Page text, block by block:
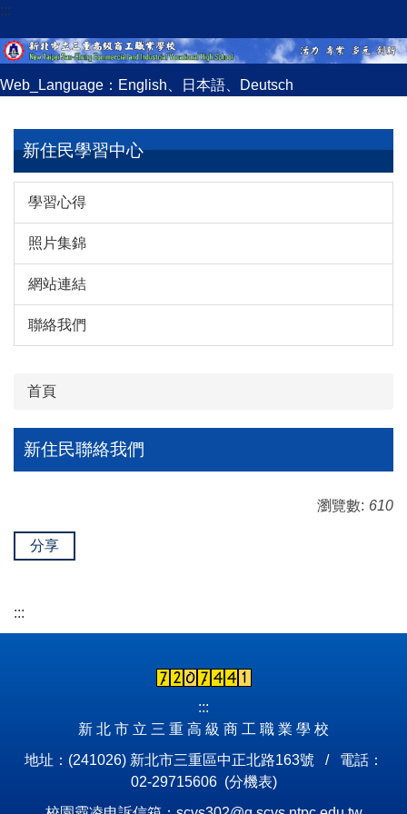
跳
到
主
要
內
:::
Web_Language： English 日本語 Deutsch
新住民學習中心
學習心得
照片集錦
網站連結
聯絡我們
首頁
新住民聯絡我們
瀏覽數: 610
分享
:::
:::
新 北 市 立 三 重 高 級 商 工 職 業 學 校
地址：(241026) 新北市三重區中正北路163號 / 電話：
02-29715606 (分機表)